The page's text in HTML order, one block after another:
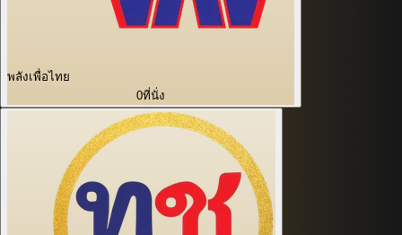
พลังเพื่อไทย
0ที่นั่ง